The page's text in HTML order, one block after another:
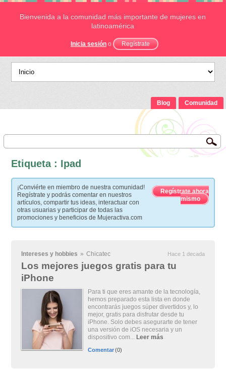
Bienvenida a la comunidad más importante de mujeres en
latinoamérica
Inicia sesión o Regístrate
Blog Comunidad
Etiqueta : Ipad
¡Conviérte en miembro de nuestra comunidad!
Regístrate y podrás comentar en nuestros
artículos, compartir tus ideas, interactuar con
otras usuarias y participar de todas las
promociones y beneficios de Mujeractiva.com
Regístrate ahora
mismo
Intereses y hobbies » Chicatec Hace 1 decada
Los mejores juegos gratis para tu
iPhone
Para ti que eres amante de la tecnología,
hemos preparado esta lista en donde
encontrarás juegos súper divertidos y, lo
mejor, gratis para disfrutar desde tu
iPhone. Solo debes asegurarte de tener
una versión de iOS necesaria y un
dispositivo com... Leer más
Comentar(0)